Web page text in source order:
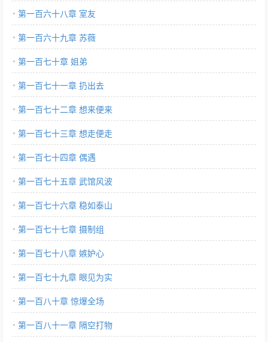
第一百六十八章 室友
第一百六十九章 苏薇
第一百七十章 姐弟
第一百七十一章 扔出去
第一百七十二章 想来便来
第一百七十三章 想走便走
第一百七十四章 偶遇
第一百七十五章 武馆风波
第一百七十六章 稳如泰山
第一百七十七章 摄制组
第一百七十八章 嫉妒心
第一百七十九章 眼见为实
第一百八十章 惊爆全场
第一百八十一章 隔空打物